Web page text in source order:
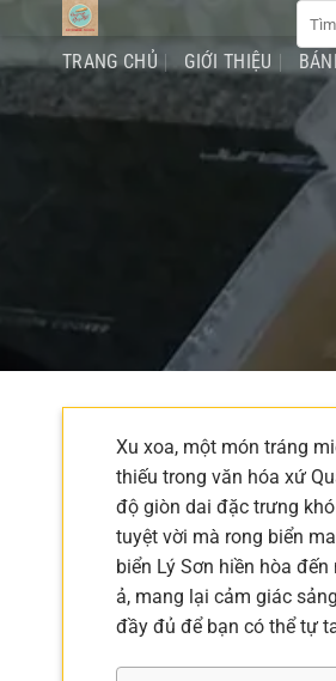
nội
kiếm:
TRANG CHỦ GIỚI THIỆU
Xu xoa, một món tráng
thiếu trong văn hóa xứ
độ giòn dai đặc trưng
tuyệt vời mà rong biển
biển Lý Sơn hiền hòa
ả, mang lại cảm giác
đầy đủ để bạn có thể tự